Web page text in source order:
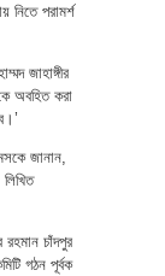
নিতে পরামর্শ
জাহাঙ্গীর
অবহিত করা
জানান,
চাঁদপুর
গঠন পূর্বক